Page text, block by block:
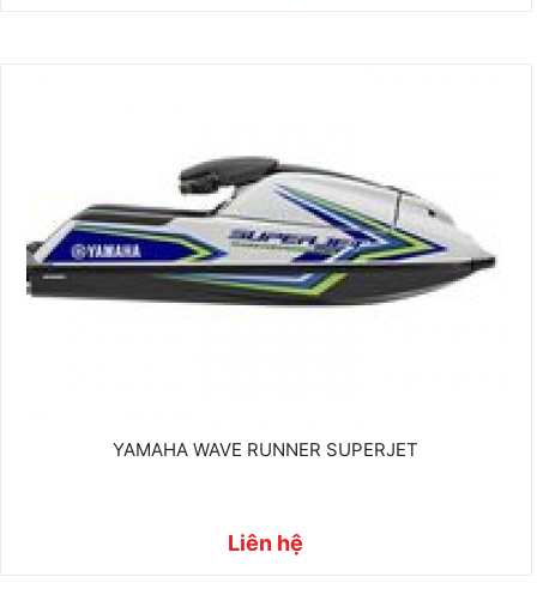
YAMAHA WAVE RUNNER SUPERJET
Liên hệ